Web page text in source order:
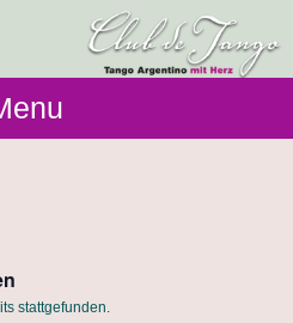
stattgefunden.